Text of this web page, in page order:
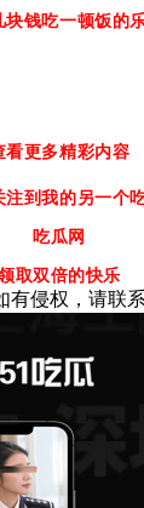
块钱吃一顿饭的
看更多精彩内容
注到我的另一个
吃瓜网
取双倍的快乐
侵权，请联系